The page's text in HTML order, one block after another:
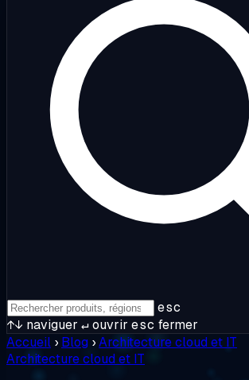
esc
↑↓ naviguer ↵ouvrir esc fermer
Accueil › Blog ›Architecture cloud et IT
Architecture cloud et IT